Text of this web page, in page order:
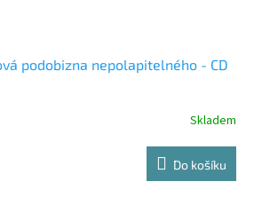
podobizna nepolapitelného - CD
Skladem
Do košíku